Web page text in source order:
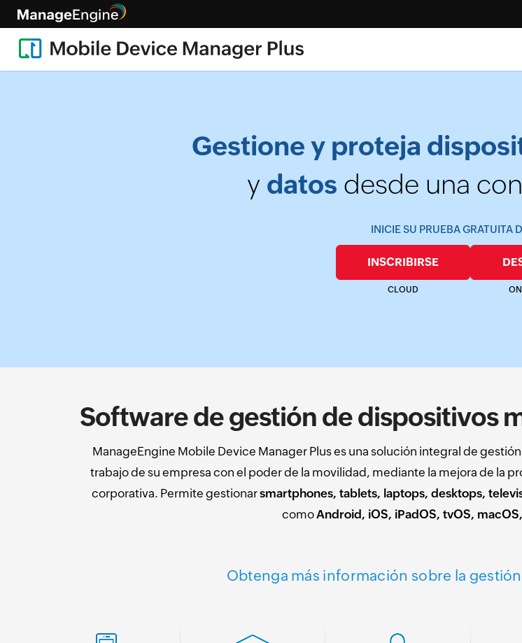
Gestione y proteja
y datos desde una
INICIE SU PRUEBA GRATUITA
INSCRIBIRSE
CLOUD
Software de gestión de dispositivos
ManageEngine Mobile Device Manager Plus es una solución integral de
trabajo de su empresa con el poder de la movilidad, mediante la mejora de la
corporativa. Permite gestionarsmartphones, tablets, laptops, desktops,
comoAndroid, iOS, iPadOS, tvOS,
Obtenga más información sobre la